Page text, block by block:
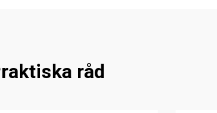
råd